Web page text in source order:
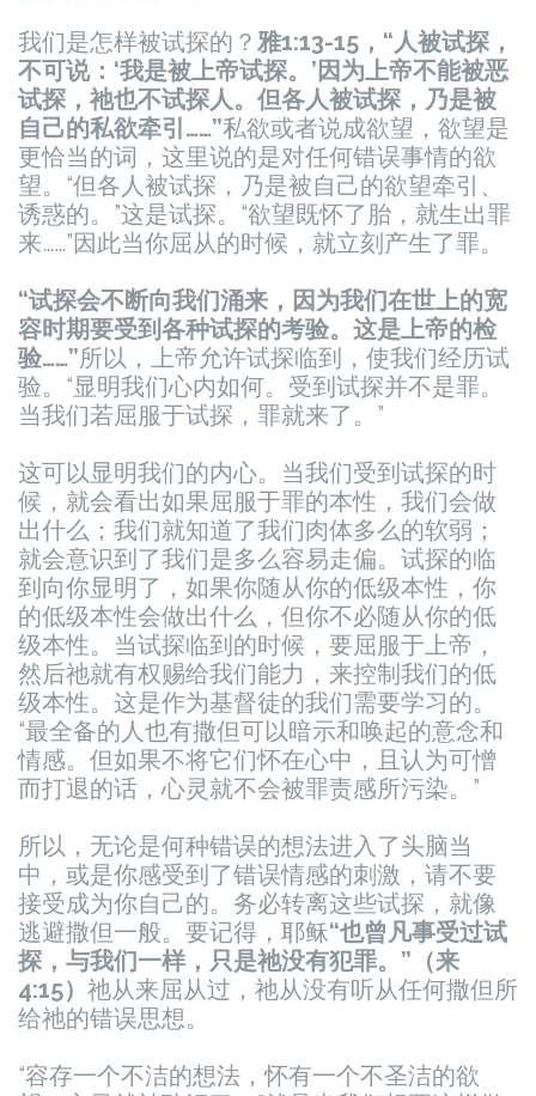
我们是怎样被试探的？ 雅1:13-15，“人被试探，
不可说：‘我是被上帝试探。’因为上帝不能被恶
试探，祂也不试探人。但各人被试探，乃是被
自己的私欲牵引……”私欲或者说成欲望，欲望是
更恰当的词，这里说的是对任何错误事情的欲
望。“但各人被试探，乃是被自己的欲望牵引、
诱惑的。”这是试探。“欲望既怀了胎，就生出罪
来……”因此当你屈从的时候，就立刻产生了罪。
“试探会不断向我们涌来，因为我们在世上的宽
容时期要受到各种试探的考验。这是上帝的检
验……”所以，上帝允许试探临到，使我们经历试
验。“显明我们心内如何。受到试探并不是罪。
当我们若屈服于试探，罪就来了。”
这可以显明我们的内心。当我们受到试探的时
候，就会看出如果屈服于罪的本性，我们会做
出什么；我们就知道了我们肉体多么的软弱；
就会意识到了我们是多么容易走偏。试探的临
到向你显明了，如果你随从你的低级本性，你
的低级本性会做出什么，但你不必随从你的低
级本性。当试探临到的时候，要屈服于上帝，
然后祂就有权赐给我们能力，来控制我们的低
级本性。这是作为基督徒的我们需要学习的。
“最全备的人也有撒但可以暗示和唤起的意念和
情感。但如果不将它们怀在心中，且认为可憎
而打退的话，心灵就不会被罪责感所污染。”
所以，无论是何种错误的想法进入了头脑当
中，或是你感受到了错误情感的刺激，请不要
接受成为你自己的。务必转离这些试探，就像
逃避撒但一般。要记得，耶稣“也曾凡事受过试
探，与我们一样，只是祂没有犯罪。”（来
4:15） 祂从来屈从过，祂从没有听从任何撒但所
给祂的错误思想。
“容存一个不洁的想法，怀有一个不圣洁的欲